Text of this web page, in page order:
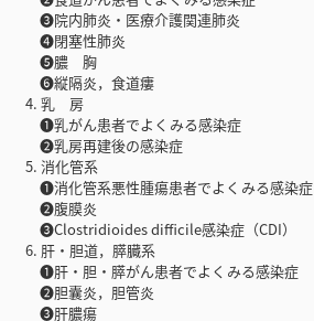
❸院内肺炎・医療介護関連肺炎
❹閉塞性肺炎
❺膿 胸
❻縦隔炎，食道瘻
4. 乳 房
❶乳がん患者でよくみる感染症
❷乳房再建後の感染症
5. 消化管系
❶消化管系悪性腫瘍患者でよくみる感染症
❷腹膜炎
❸Clostridioides difficile感染症（CDI）
6. 肝・胆道，膵臓系
❶肝・胆・膵がん患者でよくみる感染症
❷胆囊炎，胆管炎
❸肝膿瘍